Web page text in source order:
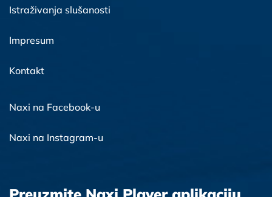
Istraživanja slušanosti
Impresum
Kontakt
Naxi na Facebook-u
Naxi na Instagram-u